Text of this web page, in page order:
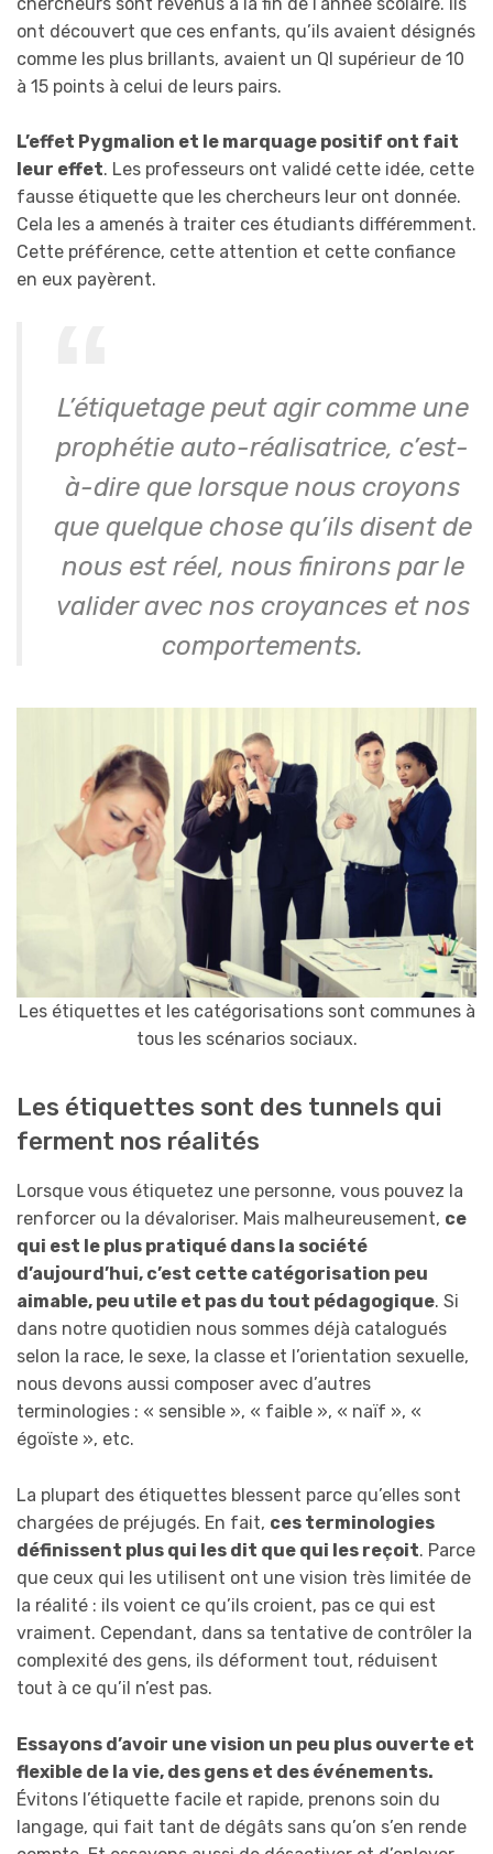
ont découvert que ces enfants, qu’ils avaient désignés
comme les plus brillants, avaient un QI supérieur de 10
à 15 points à celui de leurs pairs.
L’effet Pygmalion et le marquage positif ont fait
leur effet. Les professeurs ont validé cette idée, cette
fausse étiquette que les chercheurs leur ont donnée.
Cela les a amenés à traiter ces étudiants différemment.
Cette préférence, cette attention et cette confiance
en eux payèrent.
L’étiquetage peut agir comme une
prophétie auto-réalisatrice, c’est-
à-dire que lorsque nous croyons
que quelque chose qu’ils disent de
nous est réel, nous finirons par le
valider avec nos croyances et nos
comportements.
Les étiquettes et les catégorisations sont communes à
tous les scénarios sociaux.
Les étiquettes sont des tunnels qui
ferment nos réalités
Lorsque vous étiquetez une personne, vous pouvez la
renforcer ou la dévaloriser. Mais malheureusement, ce
qui est le plus pratiqué dans la société
d’aujourd’hui, c’est cette catégorisation peu
aimable, peu utile et pas du tout pédagogique. Si
dans notre quotidien nous sommes déjà catalogués
selon la race, le sexe, la classe et l’orientation sexuelle,
nous devons aussi composer avec d’autres
terminologies : « sensible », « faible », « naïf », «
égoïste », etc.
La plupart des étiquettes blessent parce qu’elles sont
chargées de préjugés. En fait, ces terminologies
définissent plus qui les dit que qui les reçoit. Parce
que ceux qui les utilisent ont une vision très limitée de
la réalité : ils voient ce qu’ils croient, pas ce qui est
vraiment. Cependant, dans sa tentative de contrôler la
complexité des gens, ils déforment tout, réduisent
tout à ce qu’il n’est pas.
Essayons d’avoir une vision un peu plus ouverte et
flexible de la vie, des gens et des événements.
Évitons l’étiquette facile et rapide, prenons soin du
langage, qui fait tant de dégâts sans qu’on s’en rende